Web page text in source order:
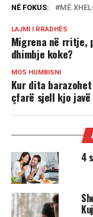
NË FOKUS: MË
LAJMI I RRADHËS
Migrena në rritje,
dhimbje koke?
MOS HUMBISNI
Kur dita
çfarë sjell kjo
4